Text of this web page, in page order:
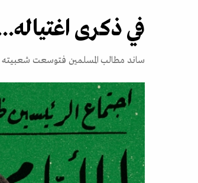
في ذكرى
ساند مطالب المسلمين فتوسعت شعبيته